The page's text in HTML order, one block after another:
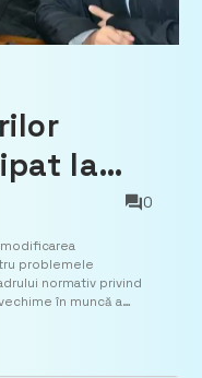
la
0
problemele
normativ privind
în muncă a
de profil. La